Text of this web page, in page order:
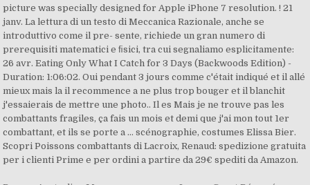
picture was specially designed for Apple iPhone 7 resolution. ! 21
janv. La lettura di un testo di Meccanica Razionale, anche se
introduttivo come il pre- sente, richiede un gran numero di
prerequisiti matematici e ﬁsici, tra cui segnaliamo esplicitamente:
26 avr. Eating Only What I Catch for 3 Days (Backwoods Edition) -
Duration: 1:06:02. Oui pendant 3 jours comme c'était indiqué et il allé
mieux mais la il recommence a ne plus trop bouger et il blanchit
j'essaierais de mettre une photo.. Il es Mais je ne trouve pas les
combattants fragiles, ça fais un mois et demi que j'ai mon tout 1er
combattant, et ils se porte a … scénographie, costumes Elissa Bier.
Scopri Poissons combattants di Lacroix, Renaud: spedizione gratuita
per i clienti Prime e per ordini a partire da 29€ spediti da Amazon.